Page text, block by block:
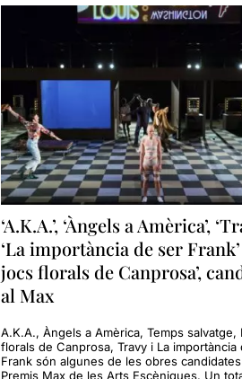
‘A.K.A.’, ‘Àngels a Amèrica’,
‘La importància de ser Frank’
jocs florals de Canprosa’,
al Max
A.K.A., Àngels a Amèrica, Temps salvatge,
florals de Canprosa, Travy i La importància
Frank són algunes de les obres candidates
Premis Max de les Arts Escèniques. Un